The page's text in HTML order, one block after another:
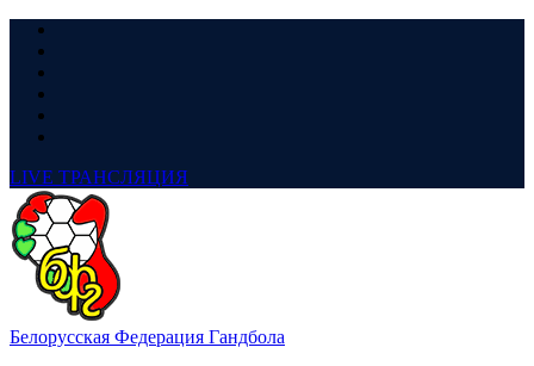
LIVE ТРАНСЛЯЦИЯ
Белорусская Федерация Гандбола